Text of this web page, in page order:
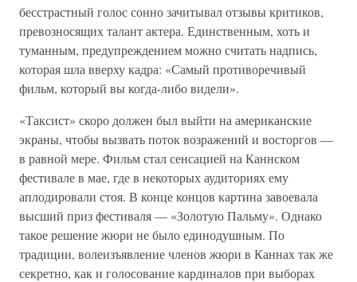
бесстрастный голос сонно зачитывал отзывы критиков,
превозносящих талант актера. Единственным, хоть и
туманным, предупреждением можно считать надпись,
которая шла вверху кадра: «Самый противоречивый
фильм, который вы когда-либо видели».
«Таксист» скоро должен был выйти на американские
экраны, чтобы вызвать поток возражений и восторгов —
в равной мере. Фильм стал сенсацией на Каннском
фестивале в мае, где в некоторых аудиториях ему
аплодировали стоя. В конце концов картина завоевала
высший приз фестиваля — «Золотую Пальму». Однако
такое решение жюри не было единодушным. По
традиции, волеизъявление членов жюри в Каннах так же
секретно, как и голосование кардиналов при выборах